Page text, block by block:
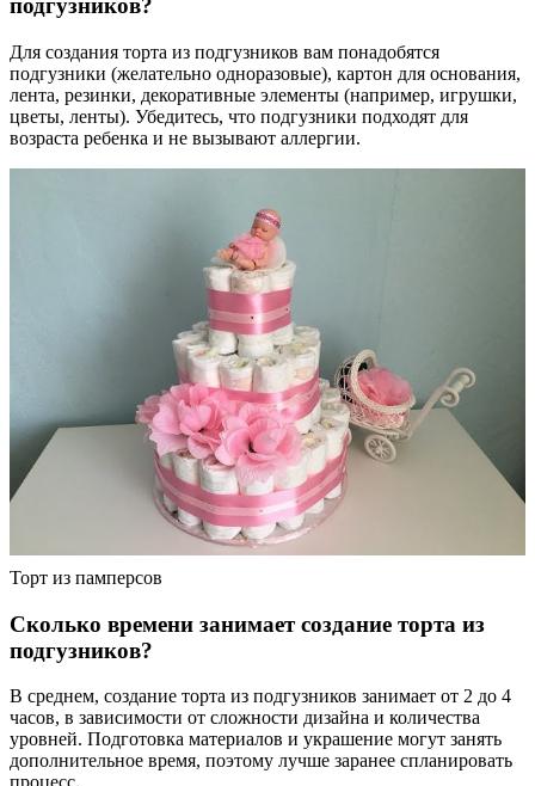
подгузников?
Для создания торта из подгузников вам понадобятся
подгузники (желательно одноразовые), картон для основания,
лента, резинки, декоративные элементы (например, игрушки,
цветы, ленты). Убедитесь, что подгузники подходят для
возраста ребенка и не вызывают аллергии.
Торт из памперсов
Сколько времени занимает создание торта из
подгузников?
В среднем, создание торта из подгузников занимает от 2 до 4
часов, в зависимости от сложности дизайна и количества
уровней. Подготовка материалов и украшение могут занять
дополнительное время, поэтому лучше заранее спланировать